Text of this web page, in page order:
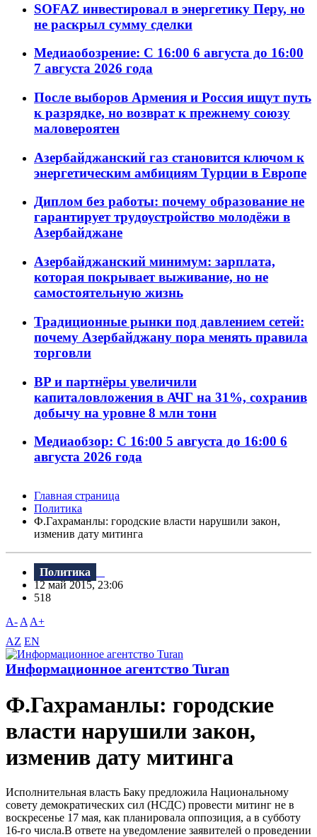
SOFAZ инвестировал в энергетику Перу, но
не раскрыл сумму сделки
Медиаобозрение: С 16:00 6 августа до 16:00
7 августа 2026 года
После выборов Армения и Россия ищут путь
к разрядке, но возврат к прежнему союзу
маловероятен
Азербайджанский газ становится ключом к
энергетическим амбициям Турции в Европе
Диплом без работы: почему образование не
гарантирует трудоустройство молодёжи в
Азербайджане
Азербайджанский минимум: зарплата,
которая покрывает выживание, но не
самостоятельную жизнь
Традиционные рынки под давлением сетей:
почему Азербайджану пора менять правила
торговли
BP и партнёры увеличили
капиталовложения в АЧГ на 31%, сохранив
добычу на уровне 8 млн тонн
Медиаобзор: С 16:00 5 августа до 16:00 6
августа 2026 года
Главная страница
Политика
Ф.Гахраманлы: городские власти нарушили закон,
изменив дату митинга
Политика
12 май 2015, 23:06
518
A- A A+
AZ EN
Информационное агентство Turan
Ф.Гахраманлы: городские
власти нарушили закон,
изменив дату митинга
Исполнительная власть Баку предложила Национальному
совету демократических сил (НСДС) провести митинг не в
воскресенье 17 мая, как планировала оппозиция, а в субботу
16-го числа.В ответе на уведомление заявителей о проведении